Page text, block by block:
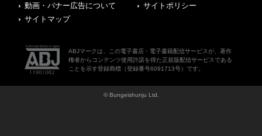
動画・バナー広告について
サイトポリシー
サイトマップ
ABJマークは、この電子書店・電子書籍配信サービスが、著作
権者からコンテンツ使用許諾を得た正規版配信サービスである
ことを示す登録商標（登録番号6091713号）です。
© Bungeishunju Ltd.